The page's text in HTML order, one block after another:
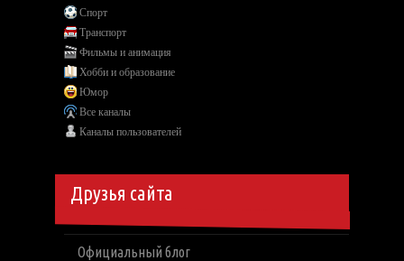
Спорт
Транспорт
Фильмы и анимация
Хобби и образование
Юмор
Все каналы
Каналы пользователей
Друзья сайта
Официальный блог